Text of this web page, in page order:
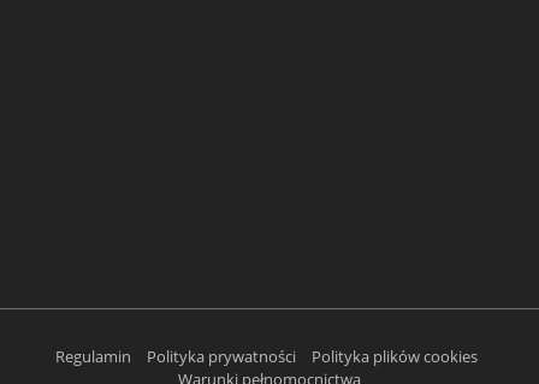
Regulamin Polityka prywatności
Polityka plików cookies
Warunki pełnomocnictwa